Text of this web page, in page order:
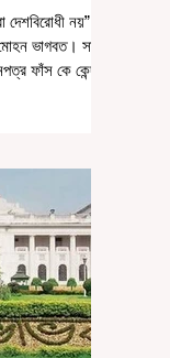
নয়”।
ভাগবত। সারা
ফাঁস কে কেন্দ্র
সঙ্গে
নেমেছে, সেটাই
কিন্তু
সেই সরকার
ছাত্রদের